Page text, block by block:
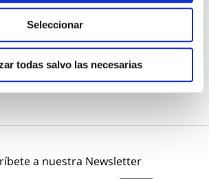
Seleccionar
todas salvo las necesarias
36,51 € - 18 %
29,95 €
Añadir al carrito
a nuestra Newsletter